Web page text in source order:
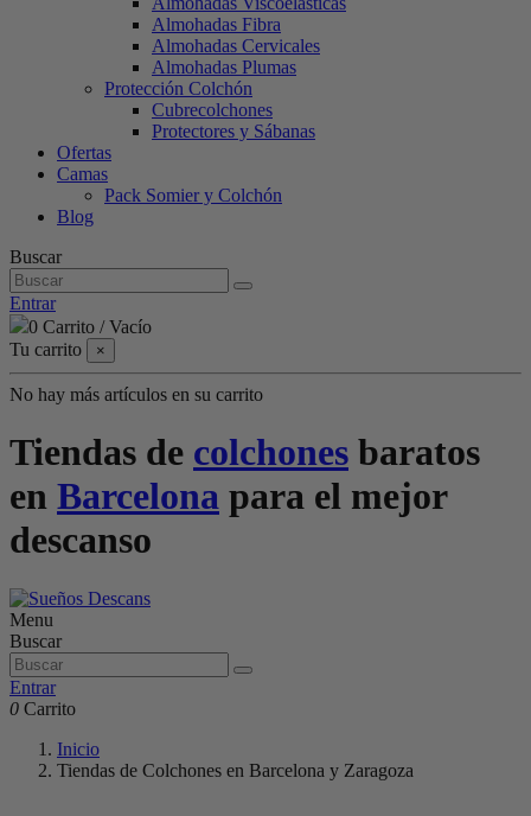
Almohadas Fibra
Almohadas Cervicales
Almohadas Plumas
Protección Colchón
Cubrecolchones
Protectores y Sábanas
Ofertas
Camas
Pack Somier y Colchón
Blog
Buscar
Entrar
0 Carrito /Vacío
Tu carrito
×
No hay más artículos en su carrito
Tiendas de colchones baratos
en Barcelona para el mejor
descanso
Menu
Buscar
Entrar
0 Carrito
Inicio
Tiendas de Colchones en Barcelona y Zaragoza